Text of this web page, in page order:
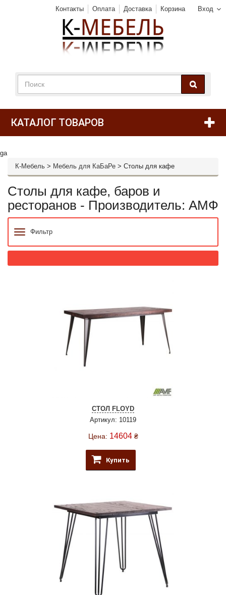
Вход
Контакты Оплата Доставка Корзина
КАТАЛОГ ТОВАРОВ
ga
К-Мебель > Мебель для КаБаРе > Столы для кафе
Столы для кафе, баров и
ресторанов - Производитель: АМФ
Фильтр
СТОЛ FLOYD
Артикул: 10119
Цена: 14604 ₴
Купить